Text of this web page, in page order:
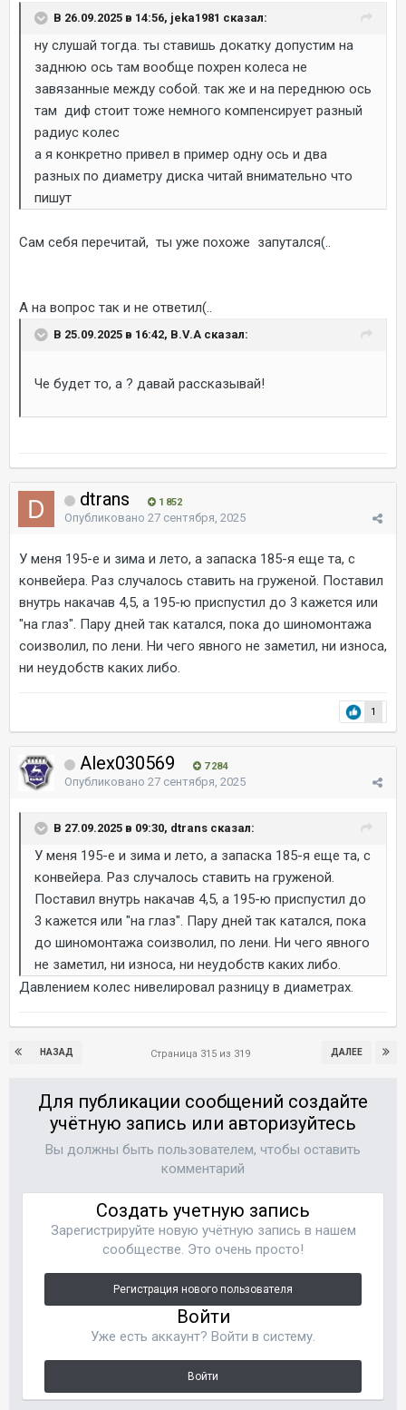
В 26.09.2025 в 14:56, jeka1981 сказал:
ну слушай тогда. ты ставишь докатку допустим на
заднюю ось там вообще похрен колеса не
завязанные между собой. так же и на переднюю ось
там диф стоит тоже немного компенсирует разный
радиус колес
а я конкретно привел в пример одну ось и два
разных по диаметру диска читай внимательно что
пишут
Сам себя перечитай, ты уже похоже запутался(..
А на вопрос так и не ответил(..
В 25.09.2025 в 16:42, B.V.A сказал:
Че будет то, а ? давай рассказывай!
dtrans 1 852
Опубликовано 27 сентября, 2025
У меня 195-е и зима и лето, а запаска 185-я еще та, с
конвейера. Раз случалось ставить на груженой. Поставил
внутрь накачав 4,5, а 195-ю приспустил до 3 кажется или
"на глаз". Пару дней так катался, пока до шиномонтажа
соизволил, по лени. Ни чего явного не заметил, ни износа,
ни неудобств каких либо.
1
Alex030569 7 284
Опубликовано 27 сентября, 2025
В 27.09.2025 в 09:30, dtrans сказал:
У меня 195-е и зима и лето, а запаска 185-я еще та, с
конвейера. Раз случалось ставить на груженой.
Поставил внутрь накачав 4,5, а 195-ю приспустил до
3 кажется или "на глаз". Пару дней так катался, пока
до шиномонтажа соизволил, по лени. Ни чего явного
не заметил, ни износа, ни неудобств каких либо.
Давлением колес нивелировал разницу в диаметрах.
НАЗАД ДАЛЕЕ
Страница 315 из 319
Для публикации сообщений создайте
учётную запись или авторизуйтесь
Вы должны быть пользователем, чтобы оставить
комментарий
Создать учетную запись
Зарегистрируйте новую учётную запись в нашем
сообществе. Это очень просто!
Регистрация нового пользователя
Войти
Уже есть аккаунт? Войти в систему.
Войти